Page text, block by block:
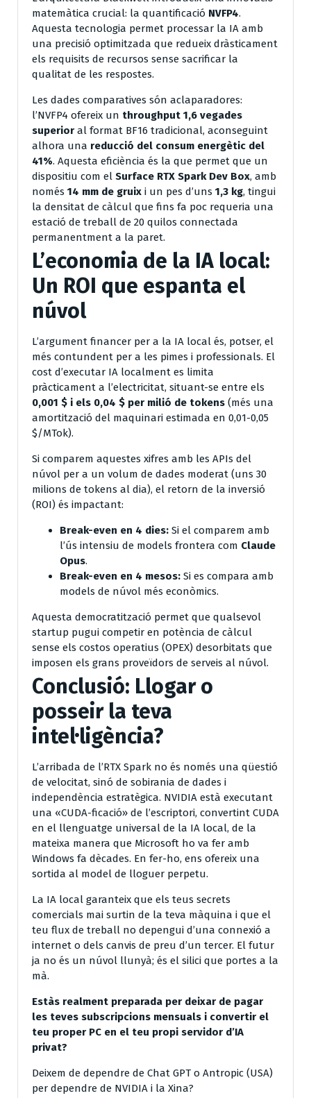
matemàtica crucial: la quantificació NVFP4.
Aquesta tecnologia permet processar la IA amb
una precisió optimitzada que redueix dràsticament
els requisits de recursos sense sacrificar la
qualitat de les respostes.
Les dades comparatives són aclaparadores:
l’NVFP4 ofereix un throughput 1,6 vegades
superior al format BF16 tradicional, aconseguint
alhora una reducció del consum energètic del
41%. Aquesta eficiència és la que permet que un
dispositiu com el Surface RTX Spark Dev Box, amb
només 14 mm de gruix i un pes d’uns 1,3 kg, tingui
la densitat de càlcul que fins fa poc requeria una
estació de treball de 20 quilos connectada
permanentment a la paret.
L’economia de la IA local:
Un ROI que espanta el
núvol
L’argument financer per a la IA local és, potser, el
més contundent per a les pimes i professionals. El
cost d’executar IA localment es limita
pràcticament a l’electricitat, situant-se entre els
0,001 $ i els 0,04 $ per milió de tokens (més una
amortització del maquinari estimada en 0,01-0,05
$/MTok).
Si comparem aquestes xifres amb les APIs del
núvol per a un volum de dades moderat (uns 30
milions de tokens al dia), el retorn de la inversió
(ROI) és impactant:
Break-even en 4 dies: Si el comparem amb
l’ús intensiu de models frontera com Claude
Opus.
Break-even en 4 mesos: Si es compara amb
models de núvol més econòmics.
Aquesta democratització permet que qualsevol
startup pugui competir en potència de càlcul
sense els costos operatius (OPEX) desorbitats que
imposen els grans proveïdors de serveis al núvol.
Conclusió: Llogar o
posseir la teva
intel·ligència?
L’arribada de l’RTX Spark no és només una qüestió
de velocitat, sinó de sobirania de dades i
independència estratègica. NVIDIA està executant
una «CUDA-ficació» de l’escriptori, convertint CUDA
en el llenguatge universal de la IA local, de la
mateixa manera que Microsoft ho va fer amb
Windows fa dècades. En fer-ho, ens ofereix una
sortida al model de lloguer perpetu.
La IA local garanteix que els teus secrets
comercials mai surtin de la teva màquina i que el
teu flux de treball no depengui d’una connexió a
internet o dels canvis de preu d’un tercer. El futur
ja no és un núvol llunyà; és el silici que portes a la
mà.
Estàs realment preparada per deixar de pagar
les teves subscripcions mensuals i convertir el
teu proper PC en el teu propi servidor d’IA
privat?
Deixem de dependre de Chat GPT o Antropic (USA)
per dependre de NVIDIA i la Xina?